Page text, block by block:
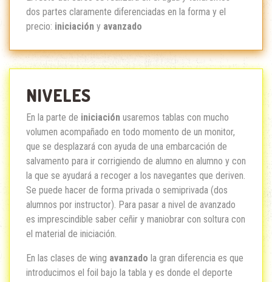
dos partes claramente diferenciadas en la forma y el
precio: iniciación y avanzado
NIVELES
En la parte de iniciación usaremos tablas con mucho
volumen acompañado en todo momento de un monitor,
que se desplazará con ayuda de una embarcación de
salvamento para ir corrigiendo de alumno en alumno y con
la que se ayudará a recoger a los navegantes que deriven.
Se puede hacer de forma privada o semiprivada (dos
alumnos por instructor). Para pasar a nivel de avanzado
es imprescindible saber ceñir y maniobrar con soltura con
el material de iniciación.
En las clases de wing avanzado la gran diferencia es que
introducimos el foil bajo la tabla y es donde el deporte